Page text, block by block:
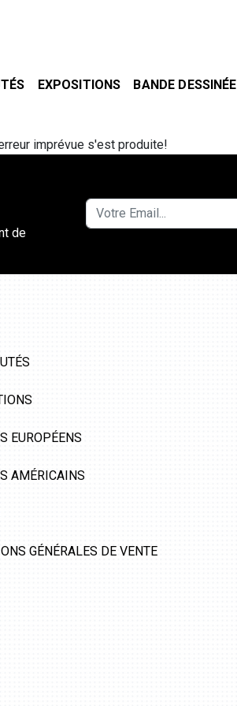
EXPOSITIONS BANDE DESSINÉE
imprévue s'est produite!
de
EUROPÉENS
AMÉRICAINS
GÉNÉRALES DE VENTE